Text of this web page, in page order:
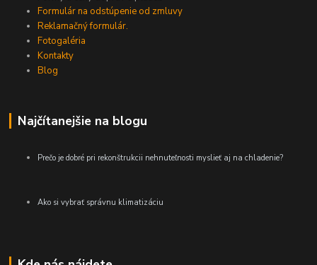
Formulár na odstúpenie od zmluvy
Reklamačný formulár.
Fotogaléria
Kontakty
Blog
Najčítanejšie na blogu
Prečo je dobré pri rekonštrukcii nehnuteľnosti myslieť aj na chladenie?
Ako si vybrať správnu klimatizáciu